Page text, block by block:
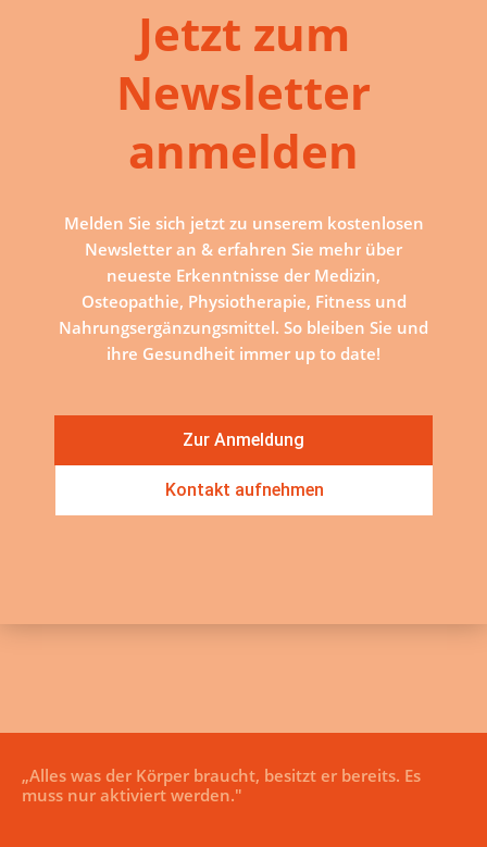
Jetzt zum
Newsletter
anmelden
Melden Sie sich jetzt zu unserem kostenlosen
Newsletter an & erfahren Sie mehr über
neueste Erkenntnisse der Medizin,
Osteopathie, Physiotherapie, Fitness und
Nahrungsergänzungsmittel. So bleiben Sie und
ihre Gesundheit immer up to date!
Zur Anmeldung
Kontakt aufnehmen
„Alles was der Körper braucht, besitzt er bereits. Es
muss nur aktiviert werden."